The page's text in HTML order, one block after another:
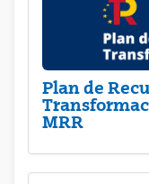
Plan de
MRR